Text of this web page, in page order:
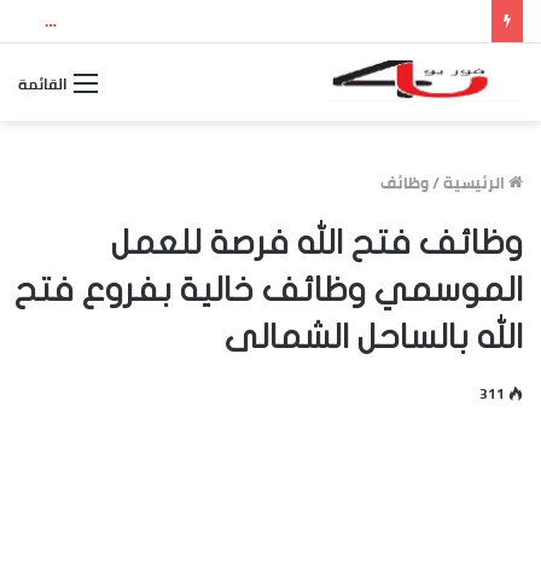
نتيجة الثانوية العامة 2026 بالاسم ورقم الجلوس.. استعلم الآن عن درجاتك والمجموع الكلي
القائمة
الرئيسية/وظائف
وظائف فتح الله فرصة للعمل
الموسمي وظائف خالية بفروع فتح
الله بالساحل الشمالى
311